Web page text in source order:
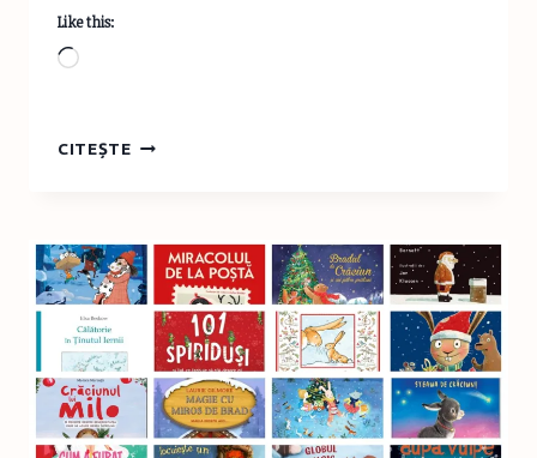
Like this:
Loading…
CITEȘTELANSARE
DULĂU
ȘI
UN
ARICI
SÂRMĂ